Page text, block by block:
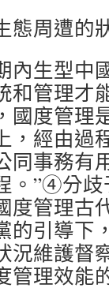
態周遭的
內生型中
和管理才
國度管理
，經由過
同事務有
。”④分
度管理古
的引導下
維護督
管理效能